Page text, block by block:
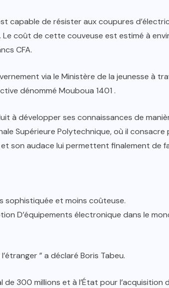
capable de résister aux coupures
coût de cette couveuse est estimé à
CFA.
via le Ministère de la jeunesse à
dénommé Mouboua 1401 .
à développer ses connaissances de
Supérieure Polytechnique, où il consacre
son audace lui permettent finalement de
sophistiquée et moins coûteuse.
D’équipements électronique dans le
” a déclaré Boris Tabeu.
300 millions et à l’État pour l’acquisition